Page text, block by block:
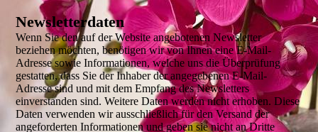
Newsletterdaten
Wenn Sie den auf der Website angebotenen Newsletter
beziehen möchten, benötigen wir von Ihnen eine E-Mail-
Adresse sowie Informationen, welche uns die Überprüfung
gestatten, dass Sie der Inhaber der angegebenen E-Mail-
Adresse sind und mit dem Empfang des Newsletters
einverstanden sind. Weitere Daten werden nicht erhoben. Diese
Daten verwenden wir ausschließlich für den Versand der
angeforderten Informationen und geben sie nicht an Dritte